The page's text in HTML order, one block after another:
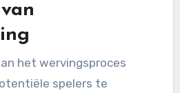
het wervingsproces
spelers te